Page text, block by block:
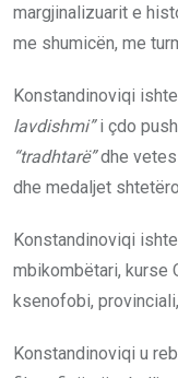
margjinalizuarit e
me shumicën, me
Konstandinoviqi ishte
lavdishmi”i çdo
“tradhtarë”dhe vetes
dhe medaljet
Konstandinoviqi
mbikombëtari, kurse
ksenofobi,
Konstandinoviqi u